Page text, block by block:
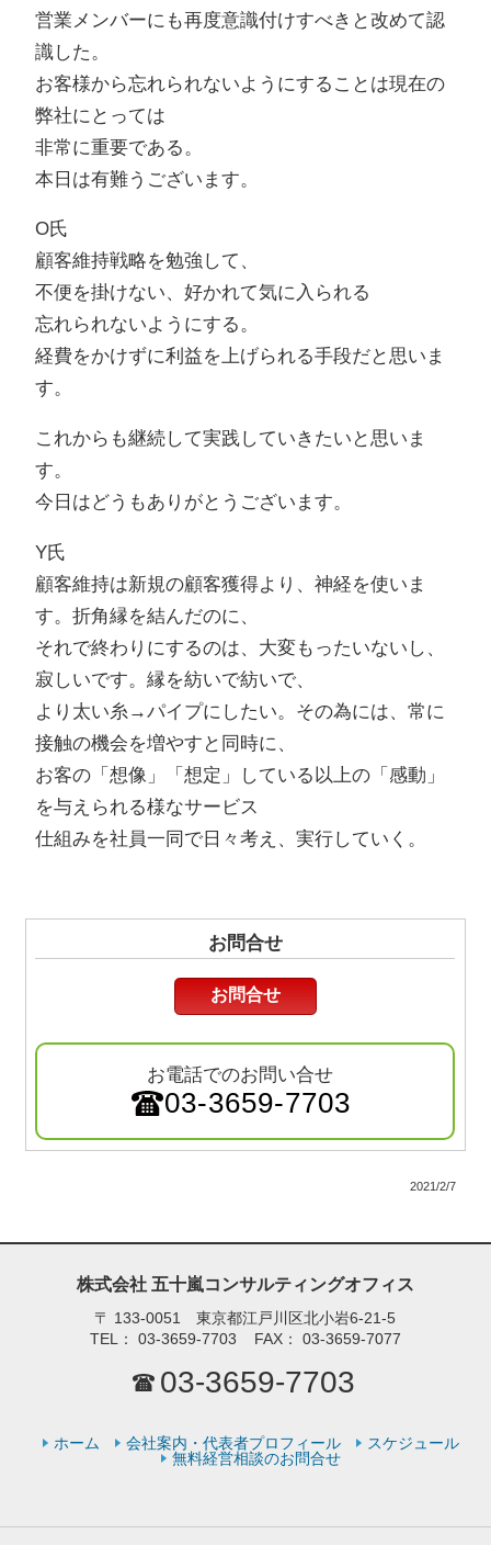
営業メンバーにも再度意識付けすべきと改めて認
識した。
お客様から忘れられないようにすることは現在の
弊社にとっては
非常に重要である。
本日は有難うございます。
O氏
顧客維持戦略を勉強して、
不便を掛けない、好かれて気に入られる
忘れられないようにする。
経費をかけずに利益を上げられる手段だと思いま
す。
これからも継続して実践していきたいと思いま
す。
今日はどうもありがとうございます。
Y氏
顧客維持は新規の顧客獲得より、神経を使いま
す。折角縁を結んだのに、
それで終わりにするのは、大変もったいないし、
寂しいです。縁を紡いで紡いで、
より太い糸→パイプにしたい。その為には、常に
接触の機会を増やすと同時に、
お客の「想像」「想定」している以上の「感動」
を与えられる様なサービス
仕組みを社員一同で日々考え、実行していく。
お問合せ
お問合せ
お電話でのお問い合せ
03-3659-7703
2021/2/7
株式会社 五十嵐コンサルティングオフィス
〒 133-0051 東京都江戸川区北小岩6-21-5
TEL：
03-3659-7703 FAX： 03-3659-7077
03-3659-7703
ホーム 会社案内・代表者プロフィール
スケジュール
無料経営相談のお問合せ